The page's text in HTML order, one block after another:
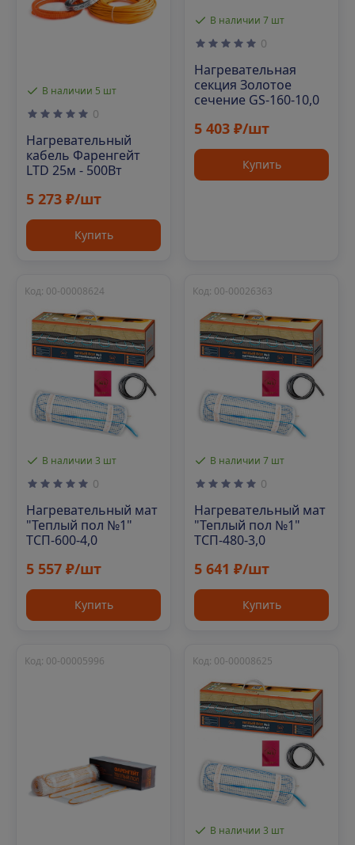
В наличии 5 шт
0
Нагревательный
кабель Фаренгейт
LTD 25м - 500Вт
5 273 ₽/шт
Купить
В наличии 7 шт
0
Нагревательная
секция Золотое
сечение GS-160-10,0
5 403 ₽/шт
Купить
В наличии 3 шт
Код: 00-00008624
0
Нагревательный мат
"Теплый пол №1"
ТСП-600-4,0
5 557 ₽/шт
Купить
В наличии 7 шт
Код: 00-00026363
0
Нагревательный мат
"Теплый пол №1"
ТСП-480-3,0
5 641 ₽/шт
Купить
Код: 00-00005996
В наличии 3 шт
Код: 00-00008625